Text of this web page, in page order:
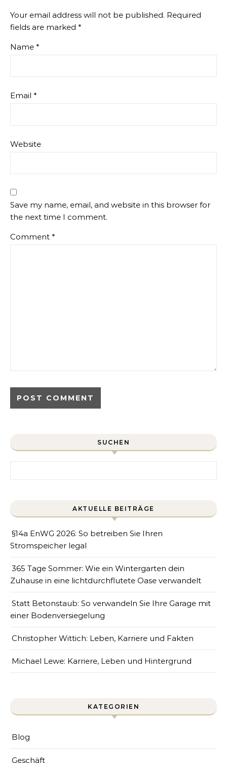
Your email address will not be published. Required
fields are marked *
Name *
Email *
Website
Save my name, email, and website in this browser for
the next time I comment.
Comment *
SUCHEN
AKTUELLE BEITRÄGE
§14a EnWG 2026: So betreiben Sie Ihren
Stromspeicher legal
365 Tage Sommer: Wie ein Wintergarten dein
Zuhause in eine lichtdurchflutete Oase verwandelt
Statt Betonstaub: So verwandeln Sie Ihre Garage mit
einer Bodenversiegelung
Christopher Wittich: Leben, Karriere und Fakten
Michael Lewe: Karriere, Leben und Hintergrund
KATEGORIEN
Blog
Geschäft